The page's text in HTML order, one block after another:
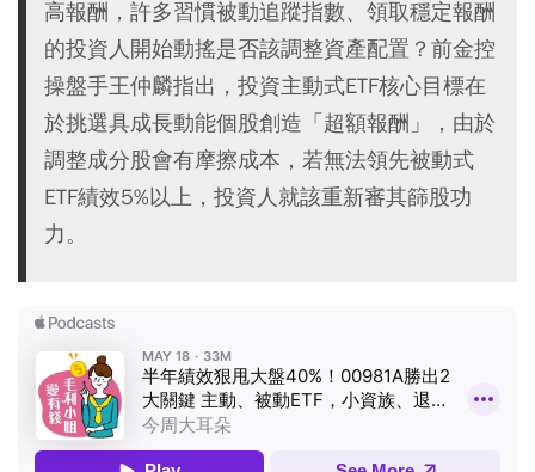
高報酬，許多習慣被動追蹤指數、領取穩定報酬
的投資人開始動搖是否該調整資產配置？前金控
操盤手王仲麟指出，投資主動式ETF核心目標在
於挑選具成長動能個股創造「超額報酬」，由於
調整成分股會有摩擦成本，若無法領先被動式
ETF績效5%以上，投資人就該重新審其篩股功
力。